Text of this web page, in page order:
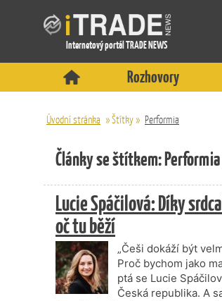
Internetový portál TRADE NEWS
Rozhovory
Úvodní stránka »Štítky» Performia
Články se štítkem: Performia
Lucie Spáčilová: Díky
oč tu běží
„Češi dokáží být
Proč bychom jako
ptá se Lucie
Česká republika. A